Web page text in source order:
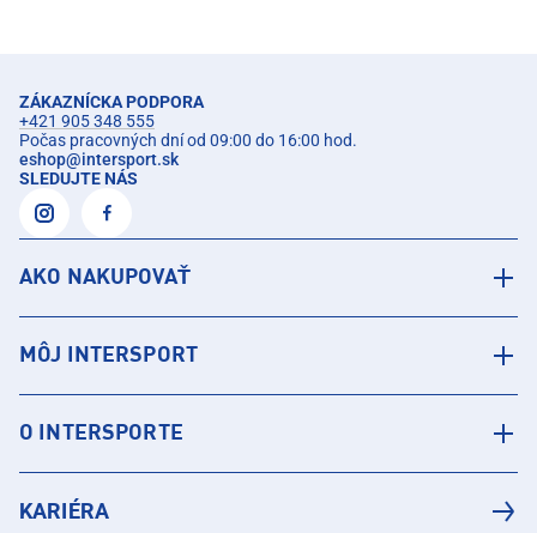
ZÁKAZNÍCKA PODPORA
+421 905 348 555
Počas pracovných dní od 09:00 do 16:00 hod.
eshop@intersport.sk
SLEDUJTE NÁS
AKO NAKUPOVAŤ
MÔJ INTERSPORT
O INTERSPORTE
KARIÉRA